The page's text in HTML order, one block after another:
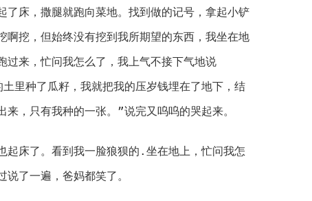
了床，撒腿就跑向菜地。找到做的记号，拿起小铲
啊挖，但始终没有挖到我所期望的东西，我坐在地
过来，忙问我怎么了，我上气不接下气地说
里种了瓜籽，我就把我的压岁钱埋在了地下，结
，只有我种的一张。”说完又呜呜的哭起来。
起床了。看到我一脸狼狈的.坐在地上，忙问我怎
了一遍，爸妈都笑了。